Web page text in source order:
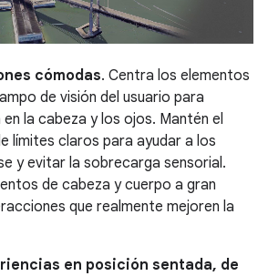
cómodas. Centra los elementos
de visión del usuario para
la cabeza y los ojos. Mantén el
límites claros para ayudar a los
y evitar la sobrecarga sensorial.
de cabeza y cuerpo a gran
que realmente mejoren la
en posición sentada, de